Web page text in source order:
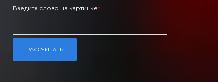
Введите слово на картинке*